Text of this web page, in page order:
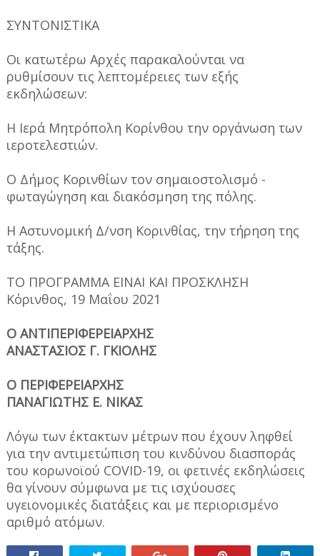
ΣΥΝΤΟΝΙΣΤΙΚΑ
Οι κατωτέρω Αρχές παρακαλούνται να
ρυθμίσουν τις λεπτομέρειες των εξής
εκδηλώσεων:
Η Ιερά Μητρόπολη Κορίνθου την οργάνωση των
ιεροτελεστιών.
Ο Δήμος Κορινθίων τον σημαιοστολισμό -
φωταγώγηση και διακόσμηση της πόλης.
Η Αστυνομική Δ/νση Κορινθίας, την τήρηση της
τάξης.
ΤΟ ΠΡΟΓΡΑΜΜΑ ΕΙΝΑΙ ΚΑΙ ΠΡΟΣΚΛΗΣΗ
Κόρινθος, 19 Μαΐου 2021
Ο ΑΝΤΙΠΕΡΙΦΕΡΕΙΑΡΧΗΣ
ΑΝΑΣΤΑΣΙΟΣ Γ. ΓΚΙΟΛΗΣ
Ο ΠΕΡΙΦΕΡΕΙΑΡΧΗΣ
ΠΑΝΑΓΙΩΤΗΣ Ε. ΝΙΚΑΣ
Λόγω των έκτακτων μέτρων που έχουν ληφθεί
για την αντιμετώπιση του κινδύνου διασποράς
του κορωνοϊού COVID-19, οι φετινές εκδηλώσεις
θα γίνουν σύμφωνα με τις ισχύουσες
υγειονομικές διατάξεις και με περιορισμένο
αριθμό ατόμων.